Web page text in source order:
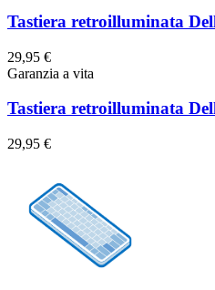
Tastiera retroilluminata
29,95 €
Garanzia a vita
Tastiera retroilluminata
29,95 €